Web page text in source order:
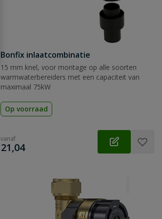
Bonfix inlaatcombinatie
15 mm knel, voor montage op alle soorten
warmwaterbereiders met een capaciteit van
maximaal 75kW
Op voorraad
vanaf
€
21,04